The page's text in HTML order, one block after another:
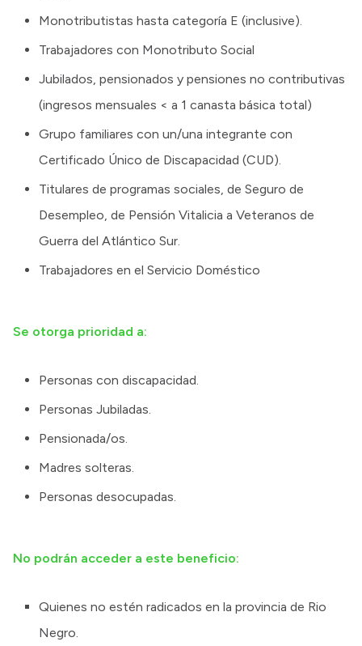
Monotributistas hasta categoría E (inclusive).
Trabajadores con Monotributo Social
Jubilados, pensionados y pensiones no contributivas
(ingresos mensuales < a 1 canasta básica total)
Grupo familiares con un/una integrante con
Certificado Único de Discapacidad (CUD).
Titulares de programas sociales, de Seguro de
Desempleo, de Pensión Vitalicia a Veteranos de
Guerra del Atlántico Sur.
Trabajadores en el Servicio Doméstico
Se otorga prioridad a:
Personas con discapacidad.
Personas Jubiladas.
Pensionada/os.
Madres solteras.
Personas desocupadas.
No podrán acceder a este beneficio:
Quienes no estén radicados en la provincia de Rio
Negro.